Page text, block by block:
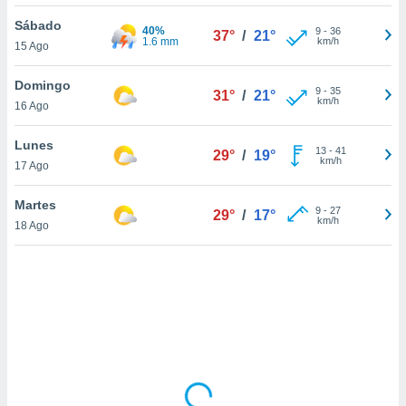
de
sitio
de que
sean
para
ni para
Sábado
15 Ago
40%
1.6 mm
37° / 21° 9- 36
km/h
Domingo
16 Ago
31° / 21° 9- 35
km/h
Lunes
17 Ago
29° / 19° 13- 41
km/h
Martes
18 Ago
29° / 17° 9- 27
km/h